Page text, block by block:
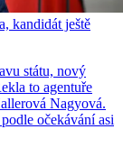
kandidát ještě
státu, nový
to agentuře
Nagyová.
očekávání asi